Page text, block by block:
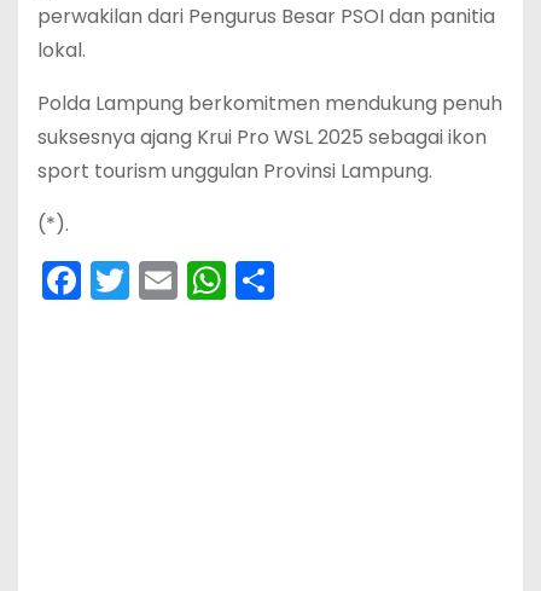
perwakilan dari Pengurus Besar PSOI dan panitia
lokal.
Polda Lampung berkomitmen mendukung penuh
suksesnya ajang Krui Pro WSL 2025 sebagai ikon
sport tourism unggulan Provinsi Lampung.
(*).
F
a
T
w
E
m
W
h